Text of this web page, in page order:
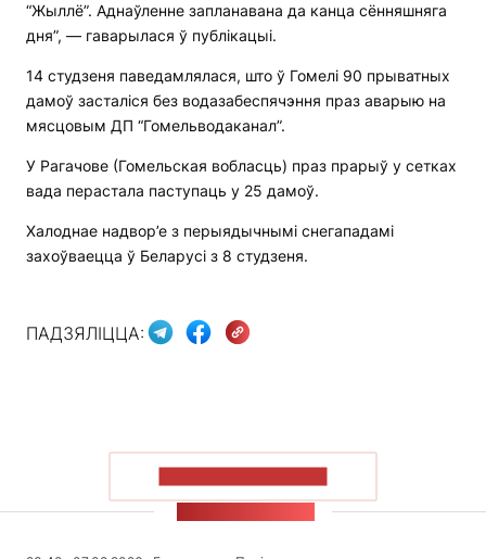
“Жыллё”. Аднаўленне запланавана да канца сённяшняга
дня”, — гаварылася ў публікацыі.
14 студзеня паведамлялася, што ў Гомелі 90 прыватных
дамоў засталіся без водазабеспячэння праз аварыю на
мясцовым ДП “Гомельводаканал”.
У Рагачове (Гомельская вобласць) праз прарыў у сетках
вада перастала паступаць у 25 дамоў.
Халоднае надвор’е з перыядычнымі снегападамі
захоўваецца ў Беларусі з 8 студзеня.
ПАДЗЯЛІЦЦА: